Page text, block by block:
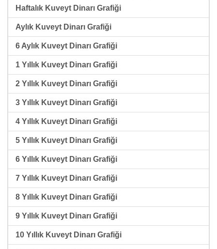
Haftalık Kuveyt Dinarı Grafiği
Aylık Kuveyt Dinarı Grafiği
6 Aylık Kuveyt Dinarı Grafiği
1 Yıllık Kuveyt Dinarı Grafiği
2 Yıllık Kuveyt Dinarı Grafiği
3 Yıllık Kuveyt Dinarı Grafiği
4 Yıllık Kuveyt Dinarı Grafiği
5 Yıllık Kuveyt Dinarı Grafiği
6 Yıllık Kuveyt Dinarı Grafiği
7 Yıllık Kuveyt Dinarı Grafiği
8 Yıllık Kuveyt Dinarı Grafiği
9 Yıllık Kuveyt Dinarı Grafiği
10 Yıllık Kuveyt Dinarı Grafiği